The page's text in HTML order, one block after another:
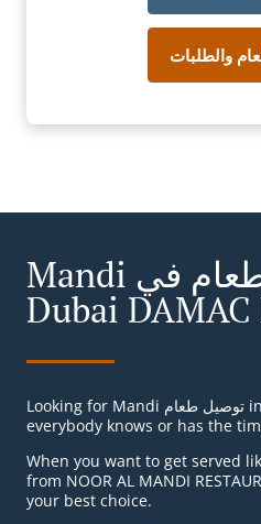
والطلبات
Mandi توصيل طعام في
Dubai
Looking for Mandi توصيل طعام in Dubai DAMAC Hills? Not
everybody knows or has the
When you want to get served
from NOOR AL MANDI
your best choice.